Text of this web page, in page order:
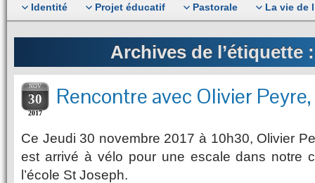
Identité Projet éducatif Pastorale La vie de
Archives de l’étiquette
NOV
30
2017
Rencontre avec Olivier
Ce Jeudi 30 novembre 2017 à 10h30, Olivier
est arrivé à vélo pour une escale dans notre
l’école St Joseph.